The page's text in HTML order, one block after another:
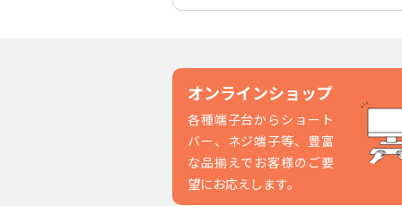
オンラインショップ
各種端子台からショート
バー、ネジ端子等、豊富
な品揃えでお客様のご要
望にお応えします。